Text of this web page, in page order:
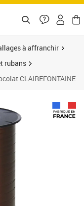
à affranchir
rubans
CLAIREFONTAINE